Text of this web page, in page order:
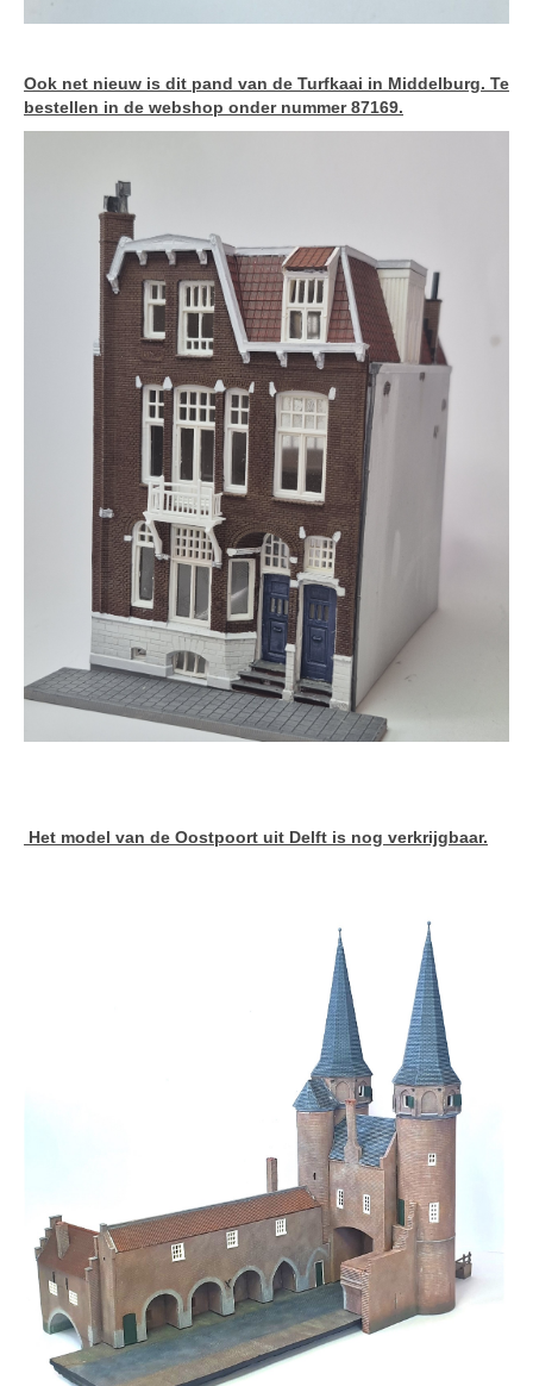
Ook net nieuw is dit pand van de Turfkaai in Middelburg. Te
bestellen in de webshop onder nummer 87169.
Het model van de Oostpoort uit Delft is nog verkrijgbaar.